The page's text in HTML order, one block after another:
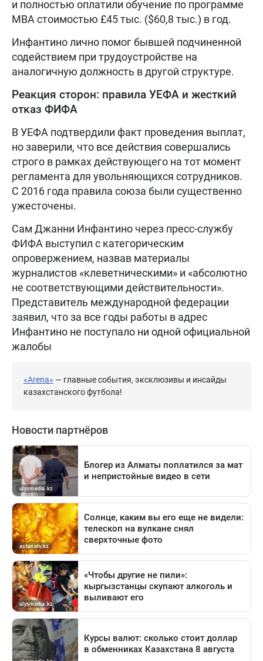
и полностью оплатили обучение по программе
MBA стоимостью £45 тыс. ($60,8 тыс.) в год.
Инфантино лично помог бывшей подчиненной
содействием при трудоустройстве на
аналогичную должность в другой структуре.
Реакция сторон: правила УЕФА и жесткий
отказ ФИФА
В УЕФА подтвердили факт проведения выплат,
но заверили, что все действия совершались
строго в рамках действующего на тот момент
регламента для увольняющихся сотрудников.
С 2016 года правила союза были существенно
ужесточены.
Сам Джанни Инфантино через пресс-службу
ФИФА выступил с категорическим
опровержением, назвав материалы
журналистов «клеветническими» и «абсолютно
не соответствующими действительности».
Представитель международной федерации
заявил, что за все годы работы в адрес
Инфантино не поступало ни одной официальной
жалобы
«Arena» — главные события, эксклюзивы и инсайды
казахстанского футбола!